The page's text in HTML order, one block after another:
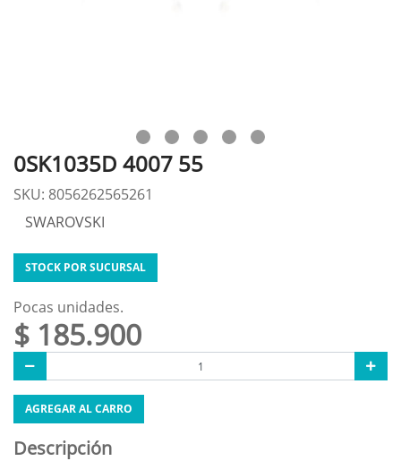
0SK1035D 4007 55
SKU: 8056262565261
SWAROVSKI
STOCK POR SUCURSAL
Pocas unidades.
$ 185.900
AGREGAR AL CARRO
Descripción